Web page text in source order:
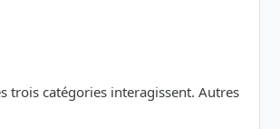
trois catégories interagissent. Autres